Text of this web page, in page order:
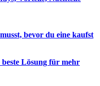
bevor du eine kaufst
Lösung für mehr